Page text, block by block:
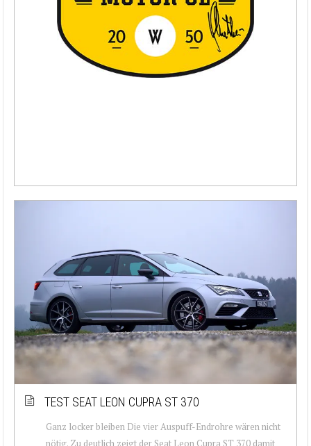
TEST SEAT LEON CUPRA ST 370
Ganz locker bleiben Die vier Auspuff-Endrohre wären nicht
nötig. Zu deutlich zeigt der Seat Leon Cupra ST 370 damit